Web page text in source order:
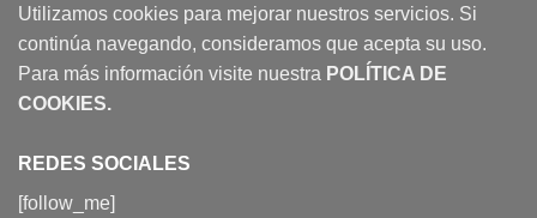
Utilizamos cookies para mejorar nuestros servicios. Si
continúa navegando, consideramos que acepta su uso.
Para más información visite nuestra POLÍTICA DE
COOKIES.
REDES SOCIALES
[follow_me]